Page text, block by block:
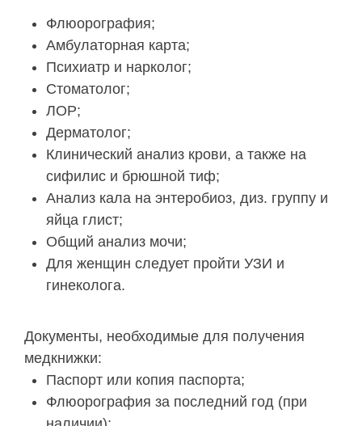
Флюорография;
Амбулаторная карта;
Психиатр и нарколог;
Стоматолог;
ЛОР;
Дерматолог;
Клинический анализ крови, а также на
сифилис и брюшной тиф;
Анализ кала на энтеробиоз, диз. группу и
яйца глист;
Общий анализ мочи;
Для женщин следует пройти УЗИ и
гинеколога.
Документы, необходимые для получения
медкнижки:
Паспорт или копия паспорта;
Флюорография за последний год (при